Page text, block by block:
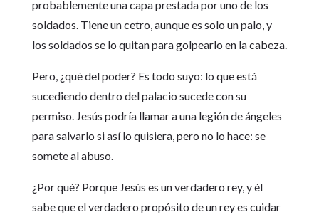
probablemente una capa prestada por uno de los
soldados. Tiene un cetro, aunque es solo un palo, y
los soldados se lo quitan para golpearlo en la cabeza.
Pero, ¿qué del poder? Es todo suyo: lo que está
sucediendo dentro del palacio sucede con su
permiso. Jesús podría llamar a una legión de ángeles
para salvarlo si así lo quisiera, pero no lo hace: se
somete al abuso.
¿Por qué? Porque Jesús es un verdadero rey, y él
sabe que el verdadero propósito de un rey es cuidar